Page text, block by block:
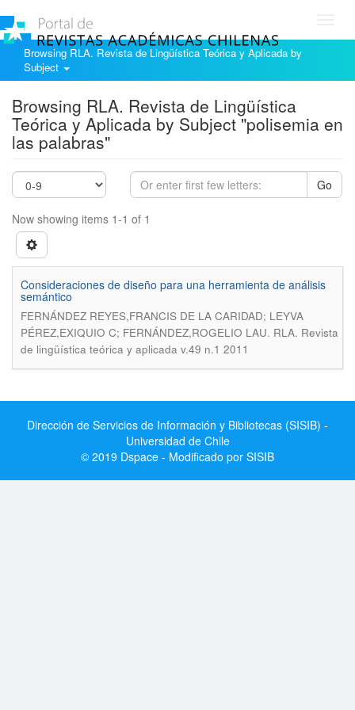
Browsing RLA. Revista de Lingüística Teórica y Aplicada by
Subject
Browsing RLA. Revista de Lingüística
Teórica y Aplicada by Subject "polisemia en
las palabras"
Go
Now showing items 1-1 of 1
Consideraciones de diseño para una herramienta de análisis
semántico
FERNÁNDEZ REYES,FRANCIS DE LA CARIDAD; LEYVA
PÉREZ,EXIQUIO C; FERNÁNDEZ,ROGELIO LAU. RLA. Revista
de lingüística teórica y aplicada v.49 n.1 2011
Dirección de Servicios de Información y Bibliotecas (SISIB) -
Universidad de Chile
© 2019 Dspace - Modificado por SISIB